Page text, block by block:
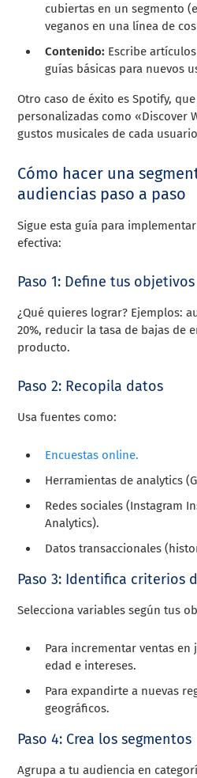
cubiertas en un segmento
veganos en una línea de
Contenido: Escribe
guías básicas para nuevos
Otro caso de éxito es Spotify,
personalizadas como «Discover
gustos musicales de cada
Cómo hacer una
audiencias paso a paso
Sigue esta guía para
efectiva:
Paso 1: Define tus objetivos
¿Qué quieres lograr? Ejemplos:
20%, reducir la tasa de bajas de
producto.
Paso 2: Recopila datos
Usa fuentes como:
Encuestas online.
Herramientas de analytics
Redes sociales (Instagram
Analytics).
Datos transaccionales
Paso 3: Identifica criterios
Selecciona variables según tus
Para incrementar ventas en
edad e intereses.
Para expandirte a nuevas
geográficos.
Paso 4: Crea los segmentos
Agrupa a tu audiencia en